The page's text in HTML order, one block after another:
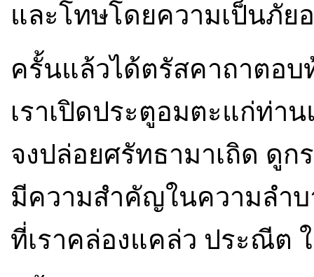
และโทษโดยความเป็นภั
ครั้นแล้วได้ตรัสคาถาตอ
เราเปิดประตูอมตะแก่ท่า
จงปล่อยศรัทธามาเถิด ดูก
มีความสำคัญในความลำบ
ที่เราคล่องแคล่ว ประณีต